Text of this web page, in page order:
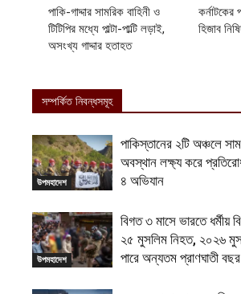
পাকি-গাদ্দার সামরিক বাহিনী ও
টিটিপির মধ্যে পাল্টা-পাল্টি লড়াই,
অসংখ্য গাদ্দার হতাহত
কর্নাটকের
হিজাব
সম্পর্কিত নিবন্ধসমূহ
উপমহাদেশ
পাকিস্তানের ২টি অঞ্চলে
অবস্থান লক্ষ্য করে
৪ অভিযান
উপমহাদেশ
বিগত ৩ মাসে ভারতে ধর্মীয়
২৫ মুসলিম নিহত, ২০২৬
পারে অন্যতম প্রাণঘাতী বছর